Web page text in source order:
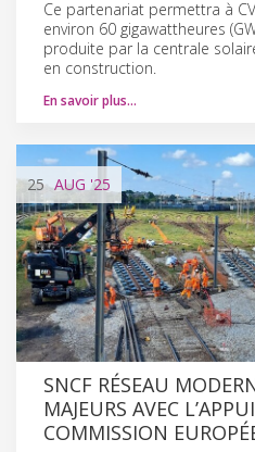
Ce partenariat permettra à
environ 60 gigawattheures
produite par la centrale
en construction.
En savoir plus…
25 AUG '25
SNCF RÉSEAU
MAJEURS AVEC
COMMISSION